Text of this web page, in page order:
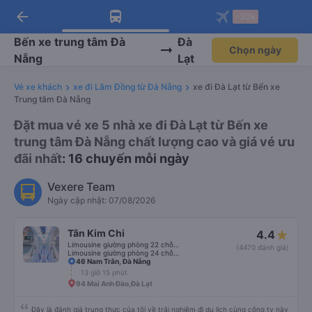
Tải app Vexere ngay!
Nhận ưu đãi thành viên độc
quyền
Mở app
Tải app Vexere
-30k/ghế khi đặt vé máy bay qua
app
Mở app
arrow_back
Bến xe trung tâm Đà
Nẵng
Đà
Lạt
Chọn ngày
Vé xe khách xe đi Lâm Đồng từ Đà Nẵng
xe đi Đà Lạt từ Bến xe
Trung tâm Đà Nẵng
Đặt mua vé xe 5 nhà xe đi Đà Lạt từ Bến xe
trung tâm Đà Nẵng chất lượng cao và giá vé ưu
đãi nhất: 16 chuyến mỗi ngày
Vexere Team
Ngày cập nhật: 07/08/2026
Tân Kim Chi 4.4
(4470 đánh giá)
46 Nam Trân, Đà Nẵng
13 giờ 15 phút
94 Mai Anh Đào,Đà Lạt
Đây là đánh giá trung thực của tôi về trải nghiệm đi du lịch cùng công ty này